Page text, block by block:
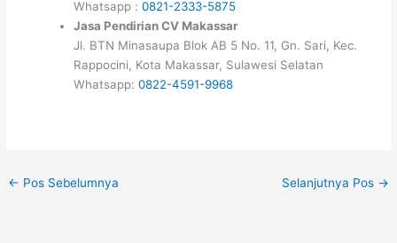
Whatsapp : 0821-2333-5875
Jasa Pendirian CV Makassar
Jl. BTN Minasaupa Blok AB 5 No. 11, Gn. Sari, Kec.
Rappocini, Kota Makassar, Sulawesi Selatan
Whatsapp: 0822-4591-9968
← Pos Sebelumnya Selanjutnya Pos →